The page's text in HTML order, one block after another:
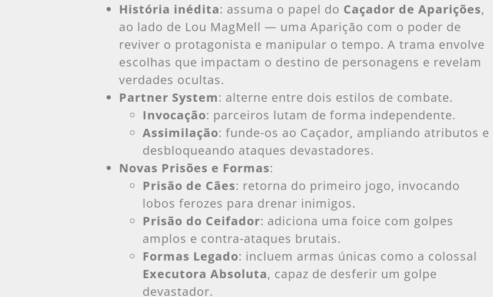
História inédita: assuma o papel do Caçador de Aparições,
ao lado de Lou MagMell — uma Aparição com o poder de
reviver o protagonista e manipular o tempo. A trama envolve
escolhas que impactam o destino de personagens e revelam
verdades ocultas.
Partner System: alterne entre dois estilos de combate.
Invocação: parceiros lutam de forma independente.
Assimilação: funde-os ao Caçador, ampliando atributos e
desbloqueando ataques devastadores.
Novas Prisões e Formas:
Prisão de Cães: retorna do primeiro jogo, invocando
lobos ferozes para drenar inimigos.
Prisão do Ceifador: adiciona uma foice com golpes
amplos e contra-ataques brutais.
Formas Legado: incluem armas únicas como a colossal
Executora Absoluta, capaz de desferir um golpe
devastador.